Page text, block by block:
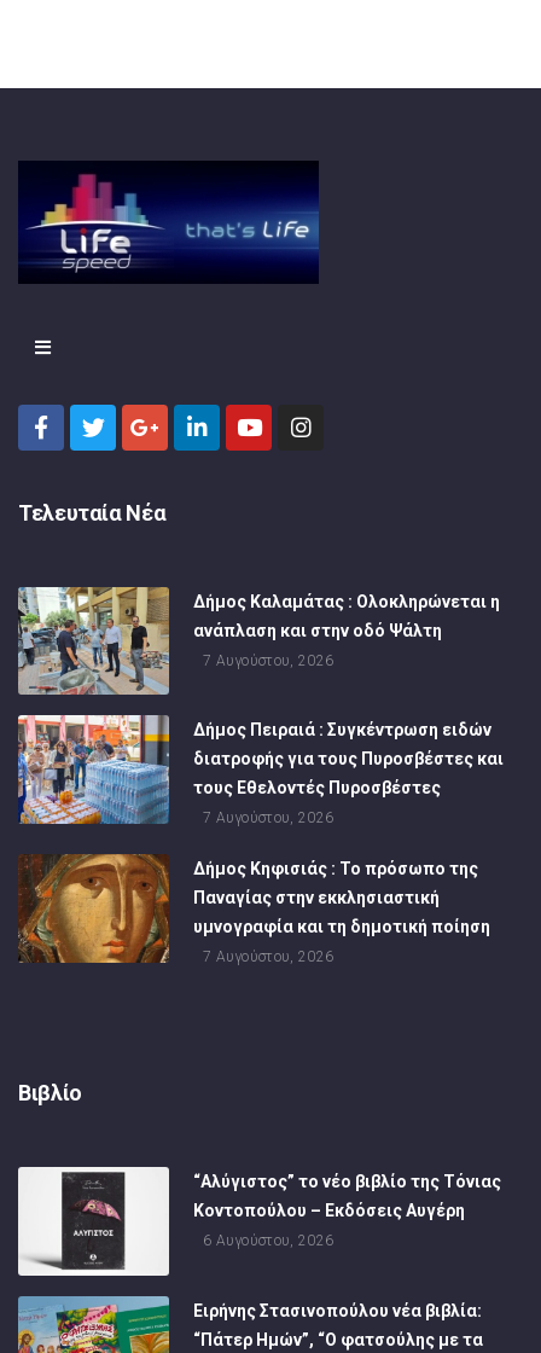
Τελευταία Νέα
Δήμος Καλαμάτας : Ολοκληρώνεται η
ανάπλαση και στην οδό Ψάλτη
7 Αυγούστου, 2026
Δήμος Πειραιά : Συγκέντρωση ειδών
διατροφής για τους Πυροσβέστες και
τους Εθελοντές Πυροσβέστες
7 Αυγούστου, 2026
Δήμος Κηφισιάς : Το πρόσωπο της
Παναγίας στην εκκλησιαστική
υμνογραφία και τη δημοτική ποίηση
7 Αυγούστου, 2026
Βιβλίο
“Αλύγιστος” το νέο βιβλίο της Τόνιας
Κοντοπούλου – Εκδόσεις Αυγέρη
6 Αυγούστου, 2026
Ειρήνης Στασινοπούλου νέα βιβλία:
“Πάτερ Ημών”, “Ο φατσούλης με τα